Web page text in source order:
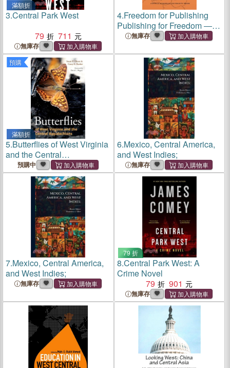
滿額折
3.Central Park West
79
711
無庫存
4.Freedom for Publishing
Publishing for Freedom ―
The Central and East
無庫存
預購
滿額折
5.Butterflies of West Virginia
and the Central
Appalachians
預購中
6.Mexico, Central America,
and West Indies;
無庫存
7.Mexico, Central America,
and West Indies;
無庫存
79 折
8.Central Park West: A
Crime Novel
79
901
無庫存